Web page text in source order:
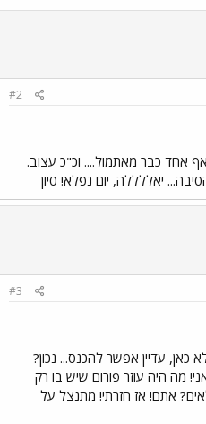
#2
אחד כבר מאתמול.... וכ"כ עצוב.
יאללללה, יום נפלא! סיון
#3
כאן, עדיין אפשר להכנס... נכון?
מה היה עוזר פורום שיש בו רק
אתם! אז חזרתי! מתנצל על